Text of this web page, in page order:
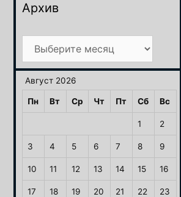
Архив
Архив
Август 2026
Пн Вт Ср Чт Пт Сб Вс
1 2
3 4 5 6 7 8 9
10 11 12 13 14 15 16
17 18 19 20 21 22 23